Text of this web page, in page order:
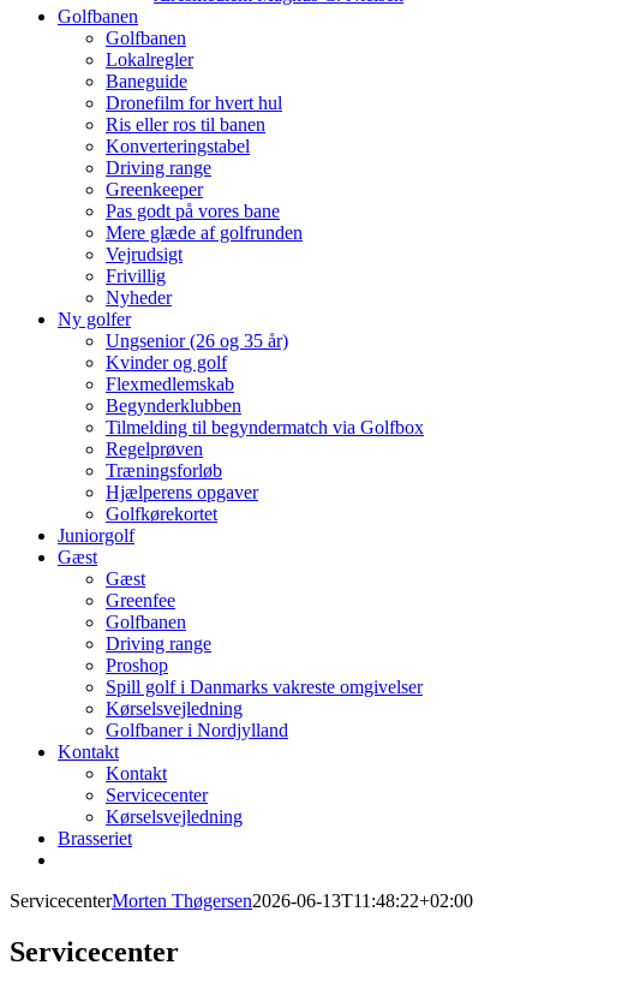
Golfbanen
Golfbanen
Lokalregler
Baneguide
Dronefilm for hvert hul
Ris eller ros til banen
Konverteringstabel
Driving range
Greenkeeper
Pas godt på vores bane
Mere glæde af golfrunden
Vejrudsigt
Frivillig
Nyheder
Ny golfer
Ungsenior (26 og 35 år)
Kvinder og golf
Flexmedlemskab
Begynderklubben
Tilmelding til begyndermatch via Golfbox
Regelprøven
Træningsforløb
Hjælperens opgaver
Golfkørekortet
Juniorgolf
Gæst
Gæst
Greenfee
Golfbanen
Driving range
Proshop
Spill golf i Danmarks vakreste omgivelser
Kørselsvejledning
Golfbaner i Nordjylland
Kontakt
Kontakt
Servicecenter
Kørselsvejledning
Brasseriet
ServicecenterMorten Thøgersen2026-06-13T11:48:22+02:00
Servicecenter